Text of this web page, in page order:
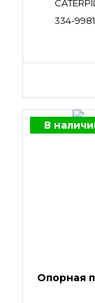
334-9981
В
Опорная